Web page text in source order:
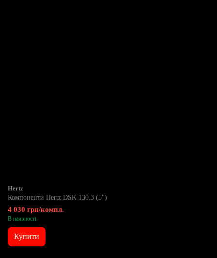
Hertz
Компоненти Hertz DSK 130.3 (5")
4 030 грн/компл.
В наявності
Купити